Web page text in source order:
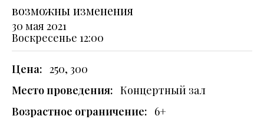
возможны изменения
30 мая 2021
Воскресенье 12:00
Цена: 250, 300
Место проведения: Концертный зал
Возрастное ограничение: 6+